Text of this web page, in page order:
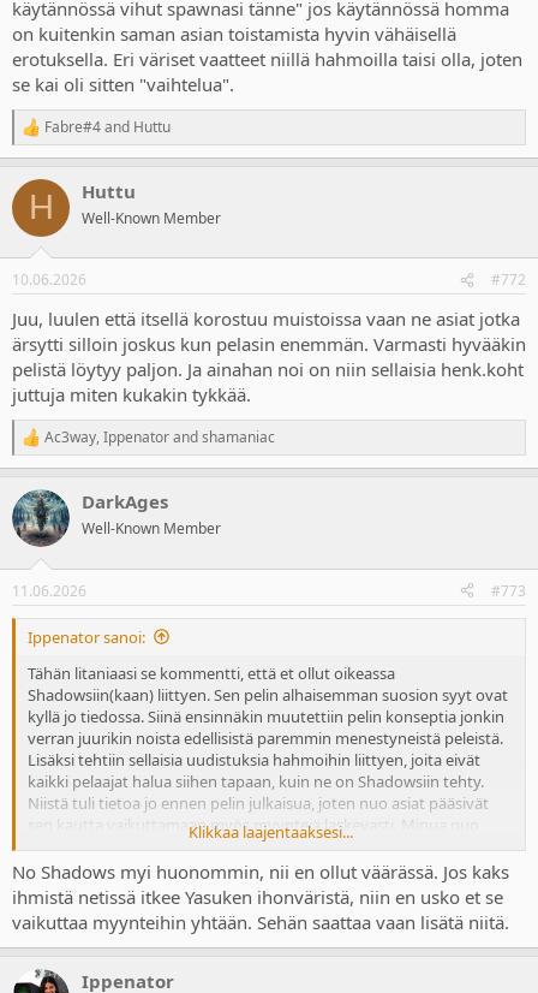
käytännössä vihut spawnasi tänne" jos käytännössä homma
on kuitenkin saman asian toistamista hyvin vähäisellä
erotuksella. Eri väriset vaatteet niillä hahmoilla taisi olla, joten
se kai oli sitten "vaihtelua".
R
e
c
i
s
Fabre#4and Huttu
H Huttu
Well-Known Member
10.06.2026 #772
Juu, luulen että itsellä korostuu muistoissa vaan ne asiat jotka
ärsytti silloin joskus kun pelasin enemmän. Varmasti hyvääkin
pelistä löytyy paljon. Ja ainahan noi on niin sellaisia henk.koht
juttuja miten kukakin tykkää.
R
e
c
t
i
s
:
Ac3way, Ippenatorandshamaniac
DarkAges
Well-Known Member
11.06.2026 #773
Ippenator sanoi:
Tähän litaniaasi se kommentti, että et ollut oikeassa
Shadowsiin(kaan) liittyen. Sen pelin alhaisemman suosion syyt ovat
kyllä jo tiedossa. Siinä ensinnäkin muutettiin pelin konseptia jonkin
verran juurikin noista edellisistä paremmin menestyneistä peleistä.
Lisäksi tehtiin sellaisia uudistuksia hahmoihin liittyen, joita eivät
kaikki pelaajat halua siihen tapaan, kuin ne on Shadowsiin tehty.
Niistä tuli tietoa jo ennen pelin julkaisua, joten nuo asiat pääsivät
sen kautta vaikuttamaan myös myyntejä laskevasti. Minua nuo
asiat eivät olisi sinänsä haitanneet, vaikka en niitä välttämättä olisi
sellaisenaan nähnyt tarpeellisiksi tai varsinkaan pelimyyntien
kannalta kannattaviksi. Valinnaisina olisivat toki olleet paremmin
vastaanotettavissa.
Klikkaa laajentaaksesi...
No Shadows myi huonommin, nii en ollut väärässä. Jos kaks
ihmistä netissä itkee Yasuken ihonväristä, niin en usko et se
vaikuttaa myynteihin yhtään. Sehän saattaa vaan lisätä niitä.
Ippenator